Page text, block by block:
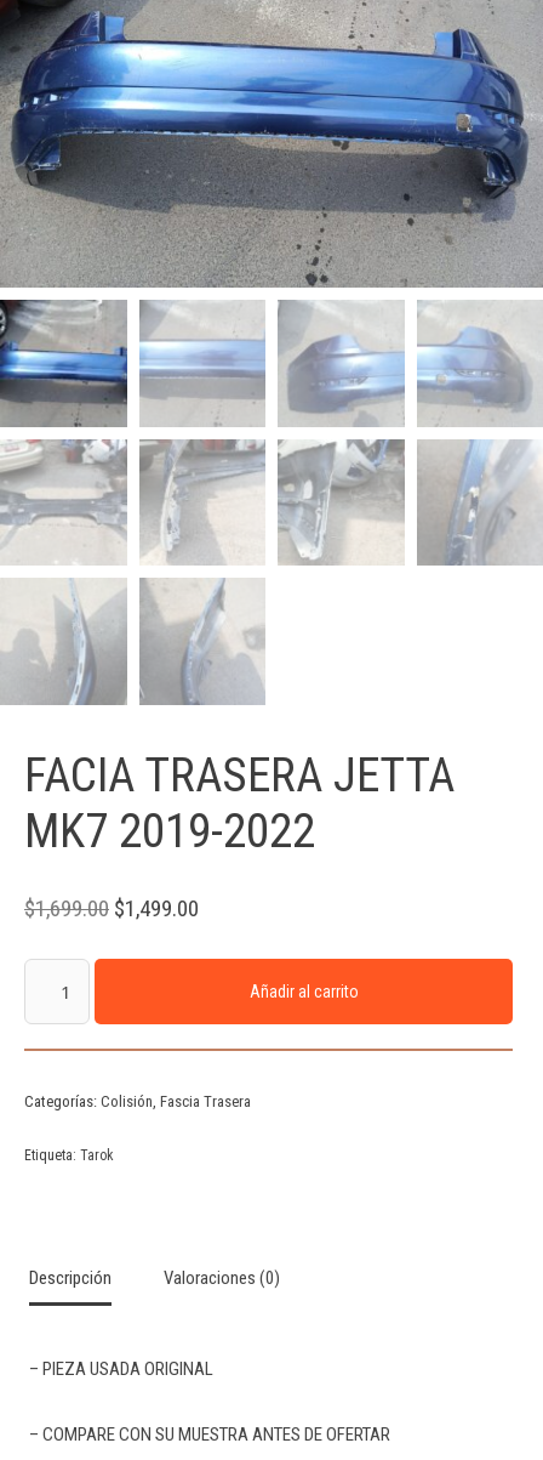
FACIA TRASERA JETTA
MK7 2019-2022
$1,699.00 $1,499.00
Añadir al carrito
Categorías: Colisión Fascia Trasera
Etiqueta: Tarok
Descripción Valoraciones (0)
– PIEZA USADA ORIGINAL
– COMPARE CON SU MUESTRA ANTES DE OFERTAR